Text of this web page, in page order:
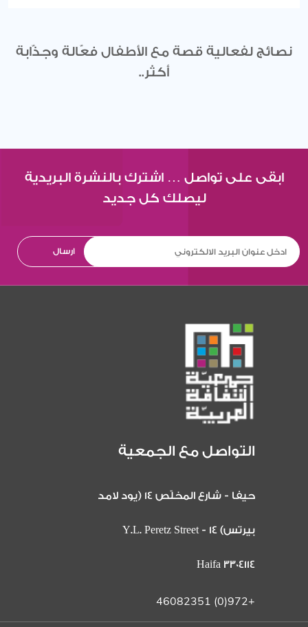
نصائج لفعالية قصة مع الأطفال فعّالة وجذّابة
أكثر..
ابقى على تواصل … اشترك بالنشرة البريدية
ليصلك كل جديد
التواصل مع الجمعية
حيفا - شارع المخلّص 14 (يود لامد
بيرتس) 14 Y.L. Peretz Street -
Haifa 3304114
+972(0) 46082351